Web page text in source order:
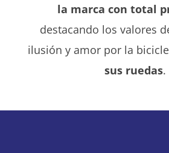
la marca con total
destacando los valores
ilusión y amor por la
sus ruedas.